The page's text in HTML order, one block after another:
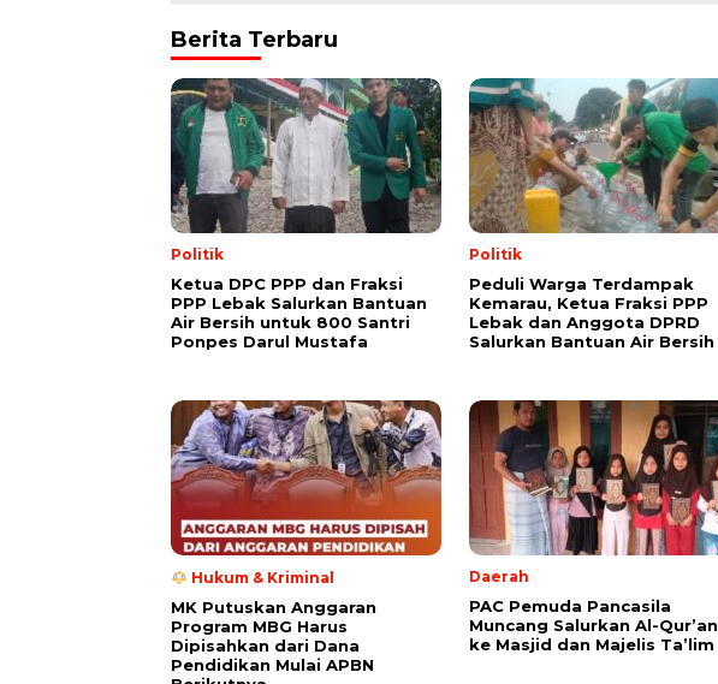
Berita Terbaru
Politik
Ketua DPC PPP dan Fraksi
PPP Lebak Salurkan Bantuan
Air Bersih untuk 800 Santri
Ponpes Darul Mustafa
Politik
Peduli Warga Terdampak
Kemarau, Ketua Fraksi PPP
Lebak dan Anggota DPRD
Salurkan Bantuan Air Bersih
Hukum & Kriminal
MK Putuskan Anggaran
Program MBG Harus
Dipisahkan dari Dana
Pendidikan Mulai APBN
Daerah
PAC Pemuda Pancasila
Muncang Salurkan Al-Qur’an
ke Masjid dan Majelis Ta’lim